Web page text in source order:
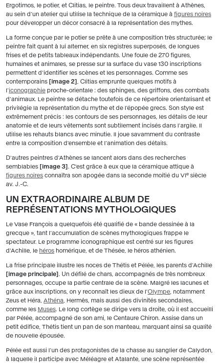
Ergotimos, le potier, et Clitias, le peintre. Tous deux travaillent à Athènes,
au sein d'un atelier qui utilise la technique de la céramique à figures noires
pour développer un décor consacré à la représentation des mythes.
La forme conçue par le potier se prête à une composition très structurée; le
peintre fait quant à lui alterner, en six registres superposés, de longues
frises et de petits tableaux indépendants. Une foule de 270 figures,
humaines et animales, se presse sur la surface du vase 130 inscriptions
permettent d'identifier les scènes et les personnages. Comme ses
contemporains
image 2
, Clitias emprunte quelques motifs à
l'iconographie proche-orientale : des sphinges, des griffons, des combats
d'animaux. Le peintre se détache toutefois de ce répertoire orientalisant et
privilégie la représentation du mythe et de l'épopée grecs. Son style est
extrêmement précis : les contours de ses personnages, les détails de leur
anatomie et de leurs vêtements sont subtilement incisés dans l'argile. Il
utilise les rehauts blancs avec minutie. Il joue savamment du contraste
entre la composition d'ensemble et l'animation des détails.
D'autres peintres d'Athènes se lancent alors dans des recherches
semblables
image 3 . C'est grâce à eux que la céramique attique à
figures noires connaîtra son apogée dans la seconde moitié du VIe siècle
av. J.-C.
UN EXTRAORDINAIRE ALBUM DE
REPRÉSENTATIONS MYTHOLOGIQUES
Le Vase François a quelquefois été qualifié de « bande dessinée à la
grecque », tant l'accumulation de scènes mythologiques frappe le
spectateur. Le programme iconographique est centré sur les figures
d'Achille, le héros homérique, et de Thésée, le héros athénien.
La frise principale illustre les noces de Thétis et Pélée, les parents d'Achille
image principale . Un défilé de chars, accompagnés de très nombreux
personnages, occupe la partie centrale de la scène. Malgré les lacunes et
grâce aux inscriptions, on y reconnaît les dieux de l'Olympe , notamment
Zeus et Héra, Athéna , Hermès, mais aussi des divinités secondaires,
comme les Muses. Le long cortège se dirige vers la droite, où il est accueilli
par Pélée, accompagné de son ami, le Centaure Chiron. Assise dans un
petit édifice, Thétis tient un pan de son manteau, marquant ainsi sa qualité
de nouvelle épousée.
Pélée est aussi l'un des protagonistes de la chasse au sanglier de Calydon,
à laquelle il participe avec Méléagre et Atalante, une scène représentée